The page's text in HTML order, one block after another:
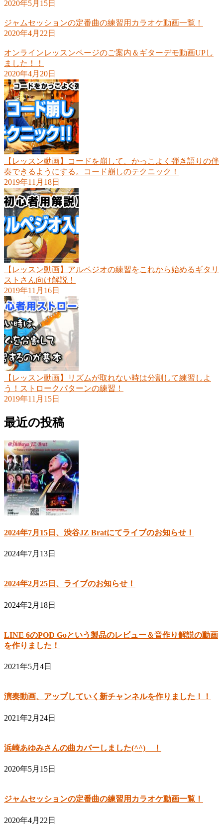
2020年5月15日
ジャムセッションの定番曲の練習用カラオケ動画一覧！
2020年4月22日
オンラインレッスンページのご案内＆ギターデモ動画UPし
ました！！
2020年4月20日
【レッスン動画】コードを崩して、かっこよく弾き語りの伴
奏できるようにする。コード崩しのテクニック！
2019年11月18日
【レッスン動画】アルペジオの練習をこれから始めるギタリ
ストさん向け解説！
2019年11月16日
【レッスン動画】リズムが取れない時は分割して練習しよ
う！ストロークパターンの練習！
2019年11月15日
最近の投稿
2024年7月15日、渋谷JZ Bratにてライブのお知らせ！
2024年7月13日
2024年2月25日、ライブのお知らせ！
2024年2月18日
LINE 6のPOD Goという製品のレビュー＆音作り解説の動画
を作りました！
2021年5月4日
演奏動画、アップしていく新チャンネルを作りました！！
2021年2月24日
浜崎あゆみさんの曲カバーしました(^^) ！
2020年5月15日
ジャムセッションの定番曲の練習用カラオケ動画一覧！
2020年4月22日